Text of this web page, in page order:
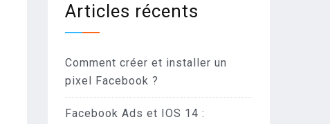
Articles récents
Comment créer et installer un
pixel Facebook ?
Facebook Ads et IOS 14 :